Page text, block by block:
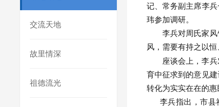
交流天地
故里情深
祖德流光
记、常务副主席李
玮参加调研。
李兵对周氏家风
风，需要有持之以
座谈会上，李兵对
育中征求到的意见
转化为实实在在的惠
李兵指出，市县